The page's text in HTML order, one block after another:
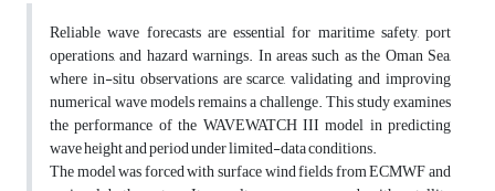
Reliable wave forecasts are essential for maritime safety, port
operations, and hazard warnings. In areas such as the Oman Sea,
where in-situ observations are scarce, validating and improving
numerical wave models remains a challenge. This study examines
the performance of the WAVEWATCH III model in predicting
wave height and period under limited-data conditions.
The model was forced with surface wind fields from ECMWF and